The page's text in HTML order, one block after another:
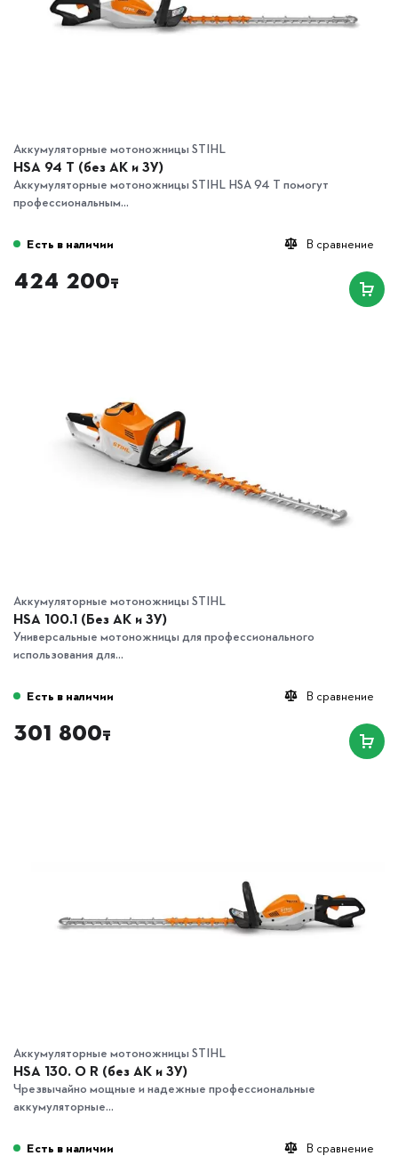
Аккумуляторные мотоножницы STIHL
HSA 94 T (без АК и ЗУ)
Аккумуляторные мотоножницы STIHL HSA 94 T помогут
профессиональным...
В сравнение
Есть в наличии
424 200₸
Аккумуляторные мотоножницы STIHL
HSA 100.1 (Без АК и ЗУ)
Универсальные мотоножницы для профессионального
использования для...
В сравнение
Есть в наличии
301 800₸
Аккумуляторные мотоножницы STIHL
HSA 130. O R (без АК и ЗУ)
Чрезвычайно мощные и надежные профессиональные
аккумуляторные...
В сравнение
Есть в наличии